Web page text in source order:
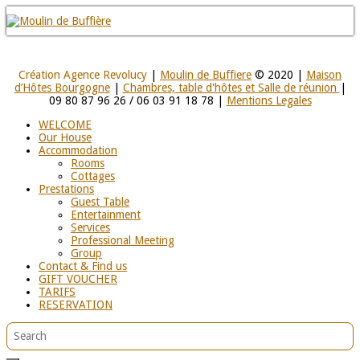
Création Agence Revolucy Moulin de Buffiere © 2020 | Maison
d’Hôtes Bourgogne| Chambres, table d'hôtes et Salle de réunion
09 80 87 96 26 / 06 03 91 18 78 | Mentions Legales
WELCOME
Our House
Accommodation
Rooms
Cottages
Prestations
Guest Table
Entertainment
Services
Professional Meeting
Group
Contact & Find us
GIFT VOUCHER
TARIFS
RESERVATION